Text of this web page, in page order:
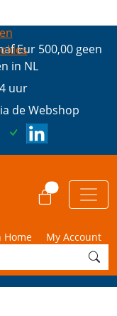
Eur 500,00 geen
in NL
uur
de Webshop
Home My Account